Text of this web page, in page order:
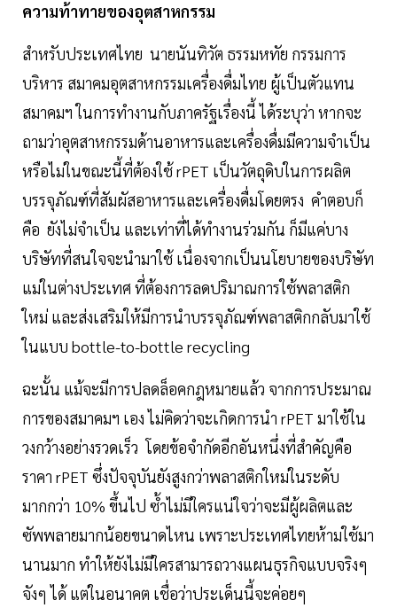
ความท้าทายของอุตสาหกรรม
สำหรับประเทศไทย นายนันทิวัต ธรรมหทัย กรรมการ
บริหาร สมาคมอุตสาหกรรมเครื่องดื่มไทย ผู้เป็นตัวแทน
สมาคมฯ ในการทำงานกับภาครัฐเรื่องนี้ ได้ระบุว่า หากจะ
ถามว่าอุตสาหกรรมด้านอาหารและเครื่องดื่มมีความจำเป็น
หรือไม่ในขณะนี้ที่ต้องใช้ rPET เป็นวัตถุดิบในการผลิต
บรรจุภัณฑ์ที่สัมผัสอาหารและเครื่องดื่มโดยตรง คำตอบก็
คือ ยังไม่จำเป็น และเท่าที่ได้ทำงานร่วมกัน ก็มีแค่บาง
บริษัทที่สนใจจะนำมาใช้ เนื่องจากเป็นนโยบายของบริษัท
แม่ในต่างประเทศ ที่ต้องการลดปริมาณการใช้พลาสติก
ใหม่ และส่งเสริมให้มีการนำบรรจุภัณฑ์พลาสติกกลับมาใช้
ในแบบ bottle-to-bottle recycling
ฉะนั้น แม้จะมีการปลดล็อคกฎหมายแล้ว จากการประมาณ
การของสมาคมฯ เอง ไม่คิดว่าจะเกิดการนำ rPET มาใช้ใน
วงกว้างอย่างรวดเร็ว โดยข้อจำกัดอีกอันหนึ่งที่สำคัญคือ
ราคา rPET ซึ่งปัจจุบันยังสูงกว่าพลาสติกใหม่ในระดับ
มากกว่า 10% ขึ้นไป ซ้ำไม่มีใครแน่ใจว่าจะมีผู้ผลิตและ
ซัพพลายมากน้อยขนาดไหน เพราะประเทศไทยห้ามใช้มา
นานมาก ทำให้ยังไม่มีใครสามารถวางแผนธุรกิจแบบจริงๆ
จังๆ ได้ แต่ในอนาคต เชื่อว่าประเด็นนี้จะค่อยๆ